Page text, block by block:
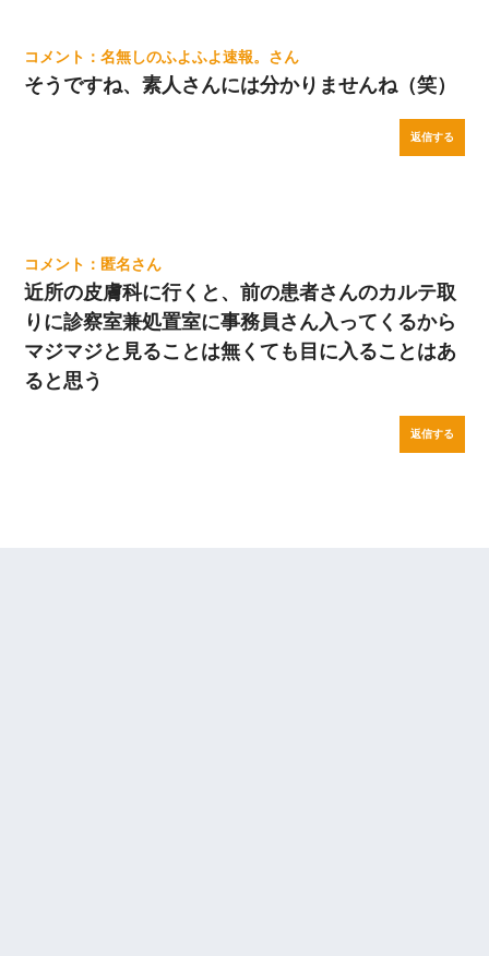
名無しのふよふよ速報。
そうですね、素人さんには分かりませんね（笑）
返信する
匿名
近所の皮膚科に行くと、前の患者さんのカルテ取
りに診察室兼処置室に事務員さん入ってくるから
マジマジと見ることは無くても目に入ることはあ
ると思う
返信する